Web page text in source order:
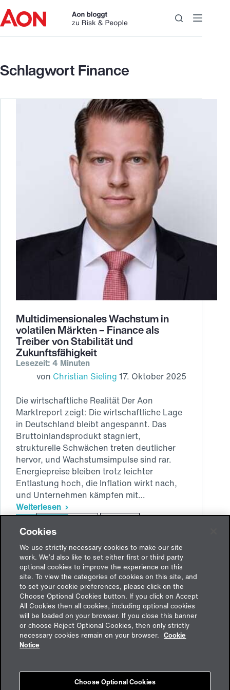
Inhalt
springen
SchlagwortFinance
Multidimensionales Wachstum in
volatilen Märkten – Finance als
Treiber von Stabilität und
Zukunftsfähigkeit
Lesezeit: 4 Minuten
von Christian Sieling 17. Oktober 2025
Die wirtschaftliche Realität Der Aon
Marktreport zeigt: Die wirtschaftliche Lage
in Deutschland bleibt angespannt. Das
Bruttoinlandsprodukt stagniert,
strukturelle Schwächen treten deutlicher
hervor, und Wachstumsimpulse sind rar.
Energiepreise bleiben trotz leichter
Entlastung hoch, die Inflation wirkt nach,
und Unternehmen kämpfen mit…
Weiterlesen
Multidimensionales
in
volatilen
Märkten
–
Finance
als
Treiber
von
Stabilität
und
Marktreport 2025
Feedback
Impressum
Cookies
We use strictly necessary cookies to make our site
work. We’d also like to set either first or third party
optional cookies to improve the experience on this
site. To view the categories of cookies on this site, and
to set your cookie preferences, please click on the
Choose Optional Cookies button. If you click on Accept
All Cookies then all cookies, including optional cookies
will be loaded on your browser. If you close this banner
or choose Reject Optional Cookies, then only strictly
necessary cookies remain on your browser. Cookie
Notice
Choose Optional Cookies